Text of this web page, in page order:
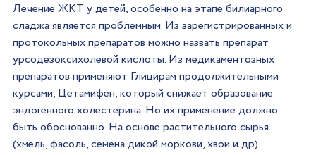
Лечение ЖКТ у детей, особенно на этапе билиарного
сладжа является проблемным. Из зарегистрированных и
протокольных препаратов можно назвать препарат
урсодезоксихолевой кислоты. Из медикаментозных
препаратов применяют Глицирам продолжительными
курсами, Цетамифен, который снижает образование
эндогенного холестерина. Но их применение должно
быть обоснованно. На основе растительного сырья
(хмель, фасоль, семена дикой моркови, хвои и др)